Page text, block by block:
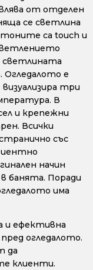
от отделен
се светлина
са touch и
светлината
Огледалото е
три
В
и крепежни
Всички
със
начин
банята. Поради
има
и ефективна
огледалото.
да
клиенти.